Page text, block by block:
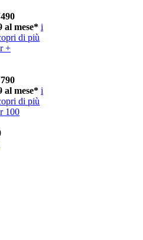
al mese* i
di più
+
al mese* i
di più
100